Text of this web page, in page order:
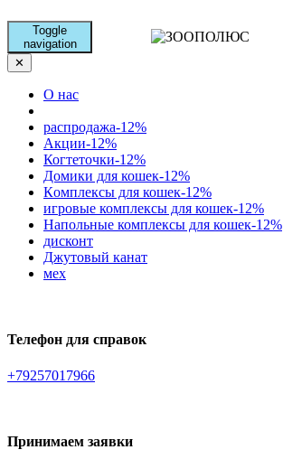
Toggle
navigation
✕
О нас
распродажа-12%
Акции-12%
Когтеточки-12%
Домики для кошек-12%
Кoмплексы для кошек-12%
игровые комплексы для кошек-12%
Напольные комплексы для кошек-12%
дисконт
Джутовый канат
мех
Телефон для справок
+79257017966
Принимаем заявки